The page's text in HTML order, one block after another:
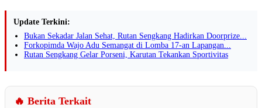
Update Terkini:
Bukan Sekadar Jalan Sehat, Rutan Sengkang Hadirkan Doorprize...
Forkopimda Wajo Adu Semangat di Lomba 17-an Lapangan...
Rutan Sengkang Gelar Porseni, Karutan Tekankan Sportivitas
🔥 Berita Terkait